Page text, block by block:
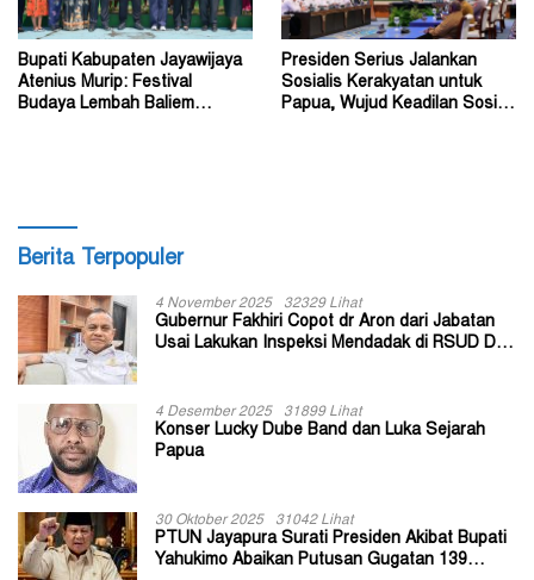
Bupati Kabupaten Jayawijaya
Atenius Murip: Festival
Budaya Lembah Baliem
Presiden Serius Jalankan
Sosialis Kerakyatan untuk
Papua, Wujud Keadilan Sosial
Berita Terpopuler
4 November 2025 32329 Lihat
Gubernur Fakhiri Copot dr Aron dari Jabatan
Usai Lakukan Inspeksi Mendadak di RSUD Dok
4 Desember 2025 31899 Lihat
Konser Lucky Dube Band dan Luka Sejarah
Papua
30 Oktober 2025 31042 Lihat
PTUN Jayapura Surati Presiden Akibat Bupati
Yahukimo Abaikan Putusan Gugatan 139